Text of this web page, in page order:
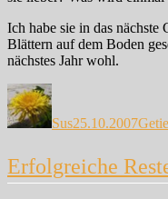
Ich habe sie in das
Blättern auf dem Boden
nächstes Jahr wohl.
Autor
Sus25.10.2007
Erfolgreiche